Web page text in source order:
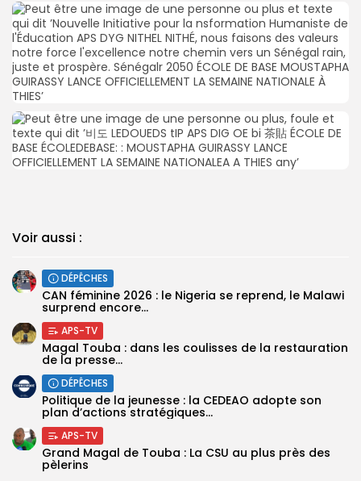
Voir aussi :
DÉPÊCHES
‎CAN féminine 2026 : le Nigeria se reprend, le Malawi
surprend encore...
APS-TV
Magal Touba : dans les coulisses de la restauration
de la presse...
DÉPÊCHES
Politique de la jeunesse : la CEDEAO adopte son
plan d’actions stratégiques...
APS-TV
Grand Magal de Touba : La CSU au plus près des
pèlerins